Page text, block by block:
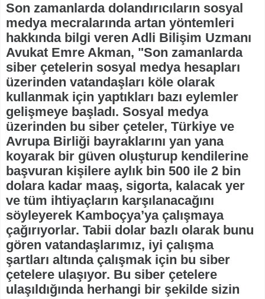
Son zamanlarda dolandırıcıların sosyal
medya mecralarında artan yöntemleri
hakkında bilgi veren Adli Bilişim Uzmanı
Avukat Emre Akman, "Son zamanlarda
siber çetelerin sosyal medya hesapları
üzerinden vatandaşları köle olarak
kullanmak için yaptıkları bazı eylemler
gelişmeye başladı. Sosyal medya
üzerinden bu siber çeteler, Türkiye ve
Avrupa Birliği bayraklarını yan yana
koyarak bir güven oluşturup kendilerine
başvuran kişilere aylık bin 500 ile 2 bin
dolara kadar maaş, sigorta, kalacak yer
ve tüm ihtiyaçların karşılanacağını
söyleyerek Kamboçya’ya çalışmaya
çağırıyorlar. Tabii dolar bazlı olarak bunu
gören vatandaşlarımız, iyi çalışma
şartları altında çalışmak için bu siber
çetelere ulaşıyor. Bu siber çetelere
ulaşıldığında herhangi bir şekilde sizin